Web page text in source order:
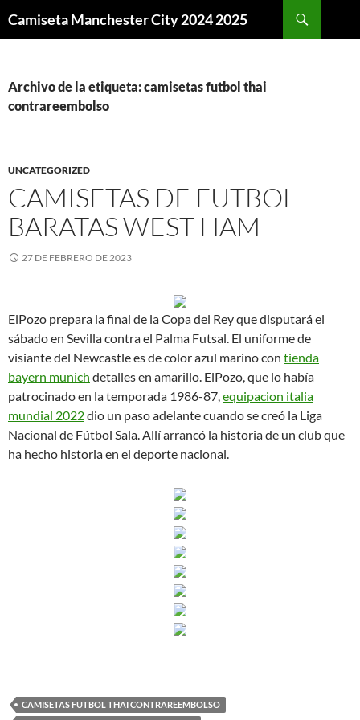
Camiseta Manchester City 2024 2025
Archivo de la etiqueta: camisetas futbol thai
contrareembolso
UNCATEGORIZED
CAMISETAS DE FUTBOL
BARATAS WEST HAM
27 DE FEBRERO DE 2023
ElPozo prepara la final de la Copa del Rey que disputará el
sábado en Sevilla contra el Palma Futsal. El uniforme de
visiante del Newcastle es de color azul marino con tienda
bayern munich detalles en amarillo. ElPozo, que lo había
patrocinado en la temporada 1986-87,equipacion italia
mundial 2022dio un paso adelante cuando se creó la Liga
Nacional de Fútbol Sala. Allí arrancó la historia de un club que
ha hecho historia en el deporte nacional.
CAMISETAS FUTBOL THAI CONTRAREEMBOLSO